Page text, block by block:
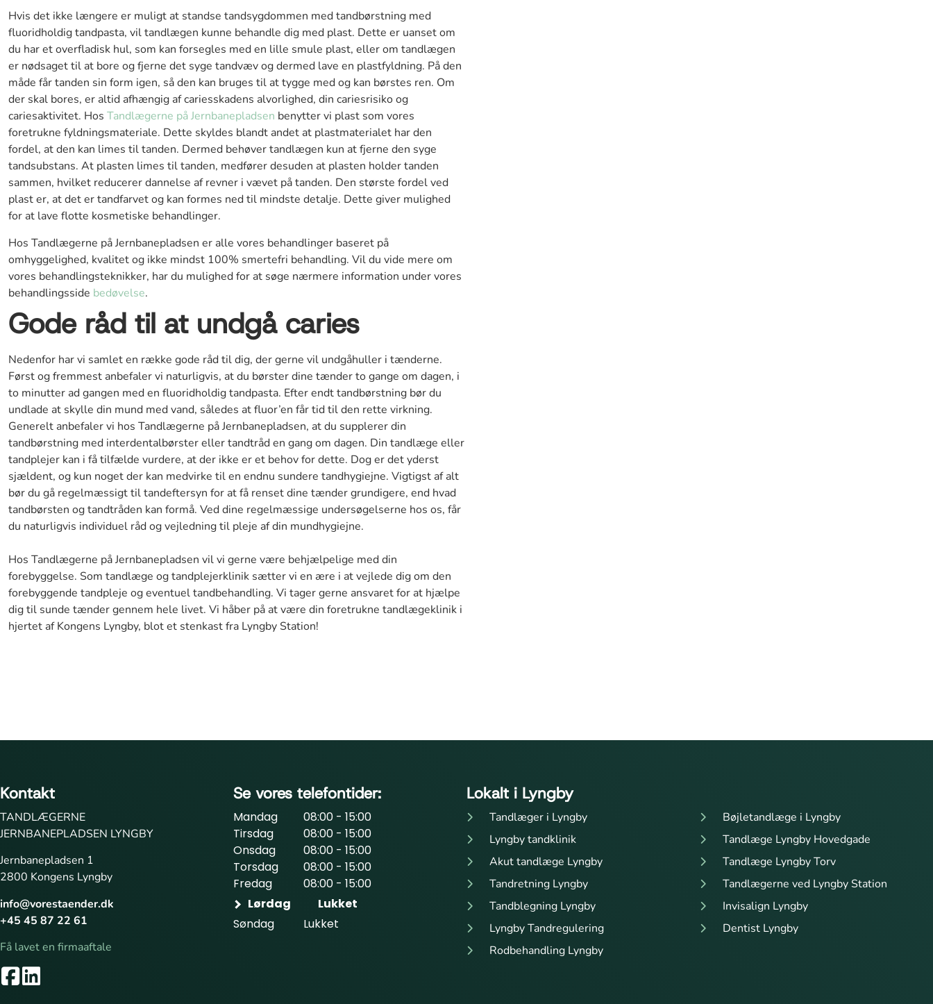
Hvis det ikke længere er muligt at standse tandsygdommen med tandbørstning med
fluoridholdig tandpasta, vil tandlægen kunne behandle dig med plast. Dette er uanset om
du har et overfladisk hul, som kan forsegles med en lille smule plast, eller om tandlægen
er nødsaget til at bore og fjerne det syge tandvæv og dermed lave en plastfyldning. På den
måde får tanden sin form igen, så den kan bruges til at tygge med og kan børstes ren. Om
der skal bores, er altid afhængig af cariesskadens alvorlighed, din cariesrisiko og
cariesaktivitet. Hos Tandlægerne på Jernbanepladsen benytter vi plast som vores
foretrukne fyldningsmateriale. Dette skyldes blandt andet at plastmaterialet har den
fordel, at den kan limes til tanden. Dermed behøver tandlægen kun at fjerne den syge
tandsubstans. At plasten limes til tanden, medfører desuden at plasten holder tanden
sammen, hvilket reducerer dannelse af revner i vævet på tanden. Den største fordel ved
plast er, at det er tandfarvet og kan formes ned til mindste detalje. Dette giver mulighed
for at lave flotte kosmetiske behandlinger.
Hos Tandlægerne på Jernbanepladsen er alle vores behandlinger baseret på
omhyggelighed, kvalitet og ikke mindst 100% smertefri behandling. Vil du vide mere om
vores behandlingsteknikker, har du mulighed for at søge nærmere information under vores
behandlingsside bedøvelse.
Gode råd til at undgå caries
Nedenfor har vi samlet en række gode råd til dig, der gerne vil undgåhuller i tænderne.
Først og fremmest anbefaler vi naturligvis, at du børster dine tænder to gange om dagen, i
to minutter ad gangen med en fluoridholdig tandpasta. Efter endt tandbørstning bør du
undlade at skylle din mund med vand, således at fluor’en får tid til den rette virkning.
Generelt anbefaler vi hos Tandlægerne på Jernbanepladsen, at du supplerer din
tandbørstning med interdentalbørster eller tandtråd en gang om dagen. Din tandlæge eller
tandplejer kan i få tilfælde vurdere, at der ikke er et behov for dette. Dog er det yderst
sjældent, og kun noget der kan medvirke til en endnu sundere tandhygiejne. Vigtigst af alt
bør du gå regelmæssigt til tandeftersyn for at få renset dine tænder grundigere, end hvad
tandbørsten og tandtråden kan formå. Ved dine regelmæssige undersøgelserne hos os, får
du naturligvis individuel råd og vejledning til pleje af din mundhygiejne.
Hos Tandlægerne på Jernbanepladsen vil vi gerne være behjælpelige med din
forebyggelse. Som tandlæge og tandplejerklinik sætter vi en ære i at vejlede dig om den
forebyggende tandpleje og eventuel tandbehandling. Vi tager gerne ansvaret for at hjælpe
dig til sunde tænder gennem hele livet. Vi håber på at være din foretrukne tandlægeklinik i
hjertet af Kongens Lyngby, blot et stenkast fra Lyngby Station!
Kontakt
TANDLÆGERNE
JERNBANEPLADSEN LYNGBY
Jernbanepladsen 1
2800 Kongens Lyngby
info@vorestaender.dk
+45 45 87 22 61
Få lavet en firmaaftale
Se vores telefontider:
Mandag
08:00 - 15:00
Tirsdag
08:00 - 15:00
Onsdag
08:00 - 15:00
Torsdag
08:00 - 15:00
Fredag
08:00 - 15:00
Lørdag
Lukket
Søndag
Lukket
Lokalt i Lyngby
Tandlæger i Lyngby
Lyngby tandklinik
Akut tandlæge Lyngby
Tandretning Lyngby
Tandblegning Lyngby
Lyngby Tandregulering
Rodbehandling Lyngby
Bøjletandlæge i Lyngby
Tandlæge Lyngby Hovedgade
Tandlæge Lyngby Torv
Tandlægerne ved Lyngby Station
Invisalign Lyngby
Dentist Lyngby